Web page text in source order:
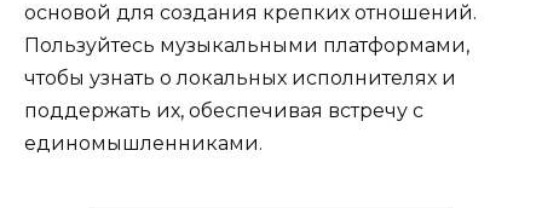
основой для создания крепких отношений.
Пользуйтесь музыкальными платформами,
чтобы узнать о локальных исполнителях и
поддержать их, обеспечивая встречу с
единомышленниками.